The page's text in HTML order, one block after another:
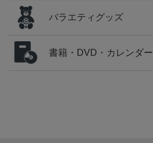
バラエティグッズ
書籍・DVD・カレンダー